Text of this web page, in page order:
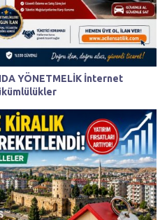
YÖNETMELİK İnternet